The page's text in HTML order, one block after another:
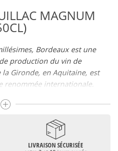
MAGNUM
Bordeaux est une
production du vin de
Gironde, en Aquitaine, est
renommée internationale.
ou le Bordeaux supérieur. De
vins de
Pomerol
Château d’Yquem
Latour, Lafite,Mouton
LIVRAISON SÉCURISÉE